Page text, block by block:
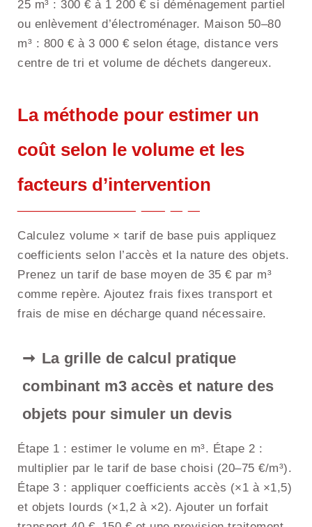
25 m³ : 300 € à 1 200 € si déménagement partiel
ou enlèvement d’électroménager. Maison 50–80
m³ : 800 € à 3 000 € selon étage, distance vers
centre de tri et volume de déchets dangereux.
La méthode pour estimer un
coût selon le volume et les
facteurs d’intervention
Calculez volume × tarif de base puis appliquez
coefficients selon l’accès et la nature des objets.
Prenez un tarif de base moyen de 35 € par m³
comme repère. Ajoutez frais fixes transport et
frais de mise en décharge quand nécessaire.
La grille de calcul pratique
combinant m3 accès et nature des
objets pour simuler un devis
Étape 1 : estimer le volume en m³. Étape 2 :
multiplier par le tarif de base choisi (20–75 €/m³).
Étape 3 : appliquer coefficients accès (×1 à ×1,5)
et objets lourds (×1,2 à ×2). Ajouter un forfait